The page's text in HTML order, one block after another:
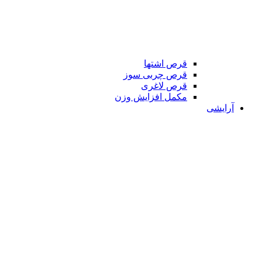
قرص اشتها
قرص چربی سوز
قرص لاغری
مکمل افزایش وزن
آرایشی